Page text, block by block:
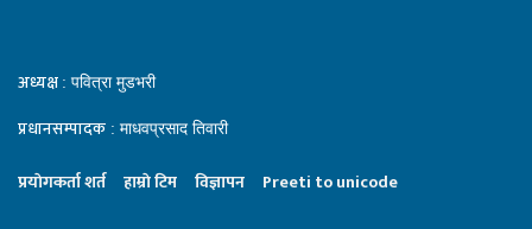
अध्यक्ष : पवित्रा मुडभरी
प्रधानसम्पादक : माधवप्रसाद तिवारी
प्रयाेगकर्ता शर्त हाम्राे टिम विज्ञापन Preeti to unicode